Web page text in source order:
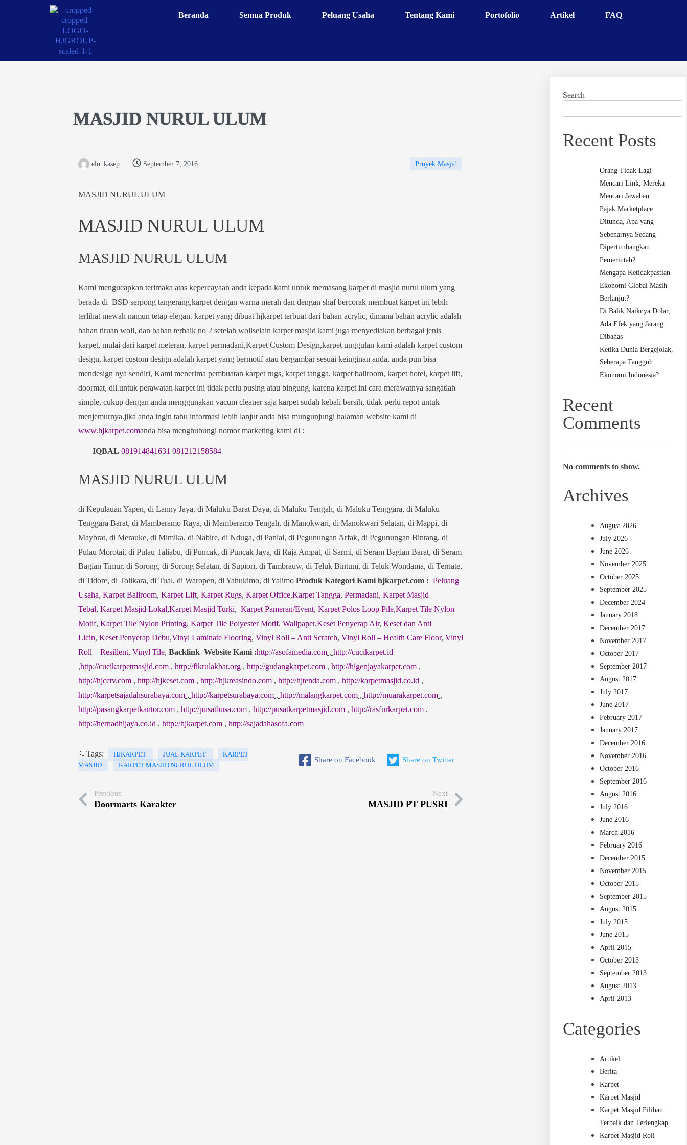
Beranda Semua Produk Peluang Usaha Tentang Kami Portofolio Artikel FAQ
MASJID NURUL ULUM
elu_kasep September 7, 2016 Proyek Masjid
MASJID NURUL ULUM
MASJID NURUL ULUM
MASJID NURUL ULUM
Kami mengucapkan terimaka atas kepercayaan anda kepada kami untuk memasang karpet di masjid nurul ulum yang
berada di BSD serpong tangerang,karpet dengan warna merah dan dengan shaf bercorak membuat karpet ini lebih
terlihat mewah namun tetap elegan. karpet yang dibuat hjkarpet terbuat dari bahan acrylic, dimana bahan acrylic adalah
bahan tiruan woll, dan bahan terbaik no 2 setelah wollselain karpet masjid kami juga menyediakan berbagai jenis
karpet, mulai dari karpet meteran, karpet permadani,Karpet Custom Design,karpet unggulan kami adalah karpet custom
design, karpet custom design adalah karpet yang bermotif atau bergambar sesuai keinginan anda, anda pun bisa
mendesign nya sendiri, Kami menerima pembuatan karpet rugs, karpet tangga, karpet ballroom, karpet hotel, karpet lift,
doormat, dll.untuk perawatan karpet ini tidak perlu pusing atau bingung, karena karpet ini cara merawatnya sangatlah
simple, cukup dengan anda menggunakan vacum cleaner saja karpet sudah kebali bersih, tidak perlu repot untuk
menjemurnya.jika anda ingin tahu informasi lebih lanjut anda bisa mungunjungi halaman website kami di
www.hjkarpet.comanda bisa menghubungi nomor marketing kami di :
IQBAL 081914841631 081212158584
MASJID NURUL ULUM
di Kepulauan Yapen, di Lanny Jaya, di Maluku Barat Daya, di Maluku Tengah, di Maluku Tenggara, di Maluku
Tenggara Barat, di Mamberamo Raya, di Mamberamo Tengah, di Manokwari, di Manokwari Selatan, di Mappi, di
Maybrat, di Merauke, di Mimika, di Nabire, di Nduga, di Paniai, di Pegunungan Arfak, di Pegunungan Bintang, di
Pulau Morotai, di Pulau Taliabu, di Puncak, di Puncak Jaya, di Raja Ampat, di Sarmi, di Seram Bagian Barat, di Seram
Bagian Timur, di Sorong, di Sorong Selatan, di Supiori, di Tambrauw, di Teluk Bintuni, di Teluk Wondama, di Ternate,
di Tidore, di Tolikara, di Tual, di Waropen, di Yahukimo, di Yalimo Produk Kategori Kami hjkarpet.com : Peluang
Usaha, Karpet Ballroom, Karpet Lift, Karpet Rugs, Karpet Office,Karpet Tangga, Permadani, Karpet Masjid
Tebal, Karpet Masjid Lokal,Karpet Masjid Turki, Karpet Pameran/Event, Karpet Polos Loop Pile,Karpet Tile Nylon
Motif, Karpet Tile Nylon Printing, Karpet Tile Polyester Motif, Wallpaper,Keset Penyerap Air, Keset dan Anti
Licin, Keset Penyerap Debu,Vinyl Laminate Flooring, Vinyl Roll – Anti Scratch, Vinyl Roll – Health Care Floor, Vinyl
Roll – Resillent, Vinyl Tile, Backlink Website Kami :http://asofamedia.com, http://cucikarpet.id
,http://cucikarpetmasjid.com, http://fikrulakbar.org, http://gudangkarpet.com, http://higenjayakarpet.com,
http://hjcctv.com, http://hjkeset.com, http://hjkreasindo.com, http://hjtenda.com, http://karpetmasjid.co.id ,
http://karpetsajadahsurabaya.com, http://karpetsurabaya.com, http://malangkarpet.com, http://muarakarpet.com,
http://pasangkarpetkantor.com, http://pusatbusa.com, http://pusatkarpetmasjid.com, http://rasfurkarpet.com,
http://hernadhijaya.co.id , http://hjkarpet.com, http://sajadahasofa.com
🔖Tags: HJKARPET JUAL KARPET
KARPET
MASJID
KARPET MASJID NURUL ULUM
Share on Facebook Share on Twitter
Previous
Doormarts Karakter
Next
MASJID PT PUSRI
Search
Recent Posts
Orang Tidak Lagi
Mencari Link, Mereka
Mencari Jawaban
Pajak Marketplace
Ditunda, Apa yang
Sebenarnya Sedang
Dipertimbangkan
Pemerintah?
Mengapa Ketidakpastian
Ekonomi Global Masih
Berlanjut?
Di Balik Naiknya Dolar,
Ada Efek yang Jarang
Dibahas
Ketika Dunia Bergejolak,
Seberapa Tangguh
Ekonomi Indonesia?
Recent
Comments
No comments to show.
Archives
August 2026
July 2026
June 2026
November 2025
October 2025
September 2025
December 2024
January 2018
December 2017
November 2017
October 2017
September 2017
August 2017
July 2017
June 2017
February 2017
January 2017
December 2016
November 2016
October 2016
September 2016
August 2016
July 2016
June 2016
March 2016
February 2016
December 2015
November 2015
October 2015
September 2015
August 2015
July 2015
June 2015
April 2015
October 2013
September 2013
August 2013
April 2013
Categories
Artikel
Berita
Karpet
Karpet Masjid
Karpet Masjid Pilihan
Terbaik dan Terlengkap
Karpet Masjid Roll